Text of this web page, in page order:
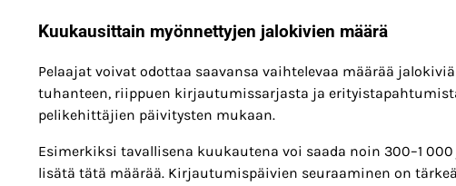
Kuukausittain myönnettyjen jalokivien määrä
Pelaajat voivat odottaa saavansa vaihtelevaa määrää
tuhanteen, riippuen kirjautumissarjasta ja
pelikehittäjien päivitysten mukaan.
Esimerkiksi tavallisena kuukautena voi saada noin 300–1
lisätä tätä määrää. Kirjautumispäivien seuraaminen on